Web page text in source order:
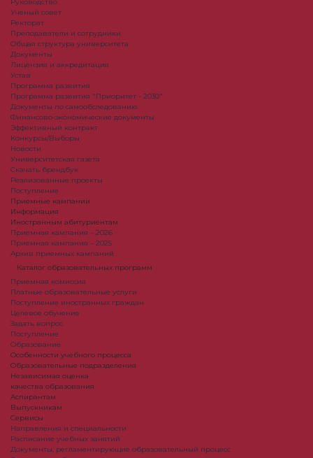
Руководство
Ученый совет
Ректорат
Преподаватели и сотрудники
Общая структура университета
Документы
Лицензия и аккредитация
Устав
Программа развития
Программа развития "Приоритет - 2030"
Документы по самообследованию
Финансово-экономические документы
Эффективный контракт
Конкурсы/Выборы
Новости
Университетская газета
Скачать брендбук
Реализованные проекты
Поступление
Приемные кампании
Информация
Иностранным абитуриентам
Приемная кампания – 2026
Приемная кампания – 2025
Архив приемных кампаний
Каталог образовательных программ
Приемная комиссия
Платные образовательные услуги
Поступление иностранных граждан
Целевое обучение
Задать вопрос
Поступление
Образование
Особенности учебного процесса
Образовательные подразделения
Независимая оценка
качества образования
Аспирантам
Выпускникам
Сервисы
Направления и специальности
Расписание учебных занятий
Документы, регламентирующие образовательный процесс